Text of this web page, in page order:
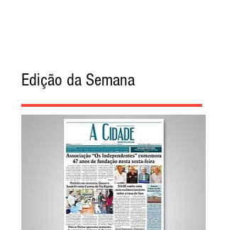
Edição da Semana